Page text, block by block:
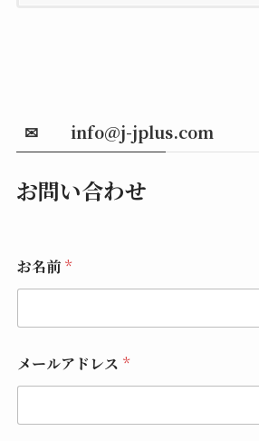
✉ info@j-jplus.com
お問い合わせ
お名前 *
ー
ル
ド
メールアドレス *